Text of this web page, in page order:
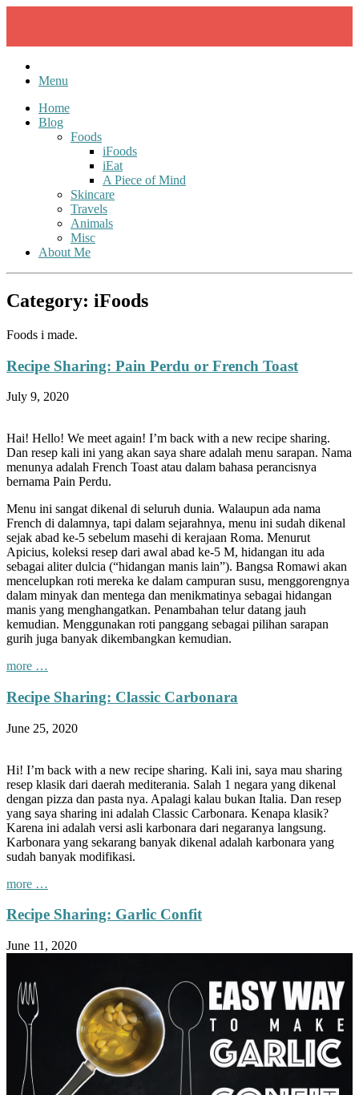
Menu
Home
Blog
Foods
iFoods
iEat
A Piece of Mind
Skincare
Travels
Animals
Misc
About Me
Category: iFoods
Foods i made.
Recipe Sharing: Pain Perdu or French Toast
July 9, 2020
Hai! Hello! We meet again! I’m back with a new recipe sharing.
Dan resep kali ini yang akan saya share adalah menu sarapan. Nama
menunya adalah French Toast atau dalam bahasa perancisnya
bernama Pain Perdu.
Menu ini sangat dikenal di seluruh dunia. Walaupun ada nama
French di dalamnya, tapi dalam sejarahnya, menu ini sudah dikenal
sejak abad ke-5 sebelum masehi di kerajaan Roma. Menurut
Apicius, koleksi resep dari awal abad ke-5 M, hidangan itu ada
sebagai aliter dulcia (“hidangan manis lain”). Bangsa Romawi akan
mencelupkan roti mereka ke dalam campuran susu, menggorengnya
dalam minyak dan mentega dan menikmatinya sebagai hidangan
manis yang menghangatkan. Penambahan telur datang jauh
kemudian. Menggunakan roti panggang sebagai pilihan sarapan
gurih juga banyak dikembangkan kemudian.
more
Pain
Perdu
or
French
…
Recipe Sharing: Classic Carbonara
June 25, 2020
Hi! I’m back with a new recipe sharing. Kali ini, saya mau sharing
resep klasik dari daerah mediterania. Salah 1 negara yang dikenal
dengan pizza dan pasta nya. Apalagi kalau bukan Italia. Dan resep
yang saya sharing ini adalah Classic Carbonara. Kenapa klasik?
Karena ini adalah versi asli karbonara dari negaranya langsung.
Karbonara yang sekarang banyak dikenal adalah karbonara yang
sudah banyak modifikasi.
more
Classic
Carbonara”
…
Recipe Sharing: Garlic Confit
June 11, 2020